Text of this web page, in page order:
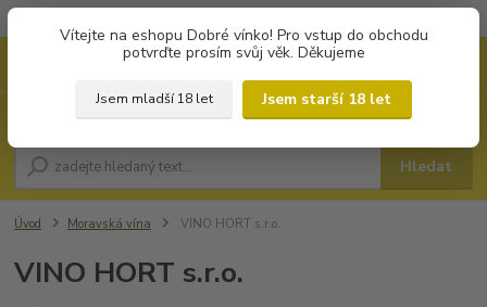
Vítejte na eshopu Dobré vínko! Pro vstup do obchodu
potvrďte prosím svůj věk. Děkujeme
Jsem mladší 18 let Jsem starší 18 let
Hledat
Úvod Moravská vína VINO HORT s.r.o.
VINO HORT s.r.o.